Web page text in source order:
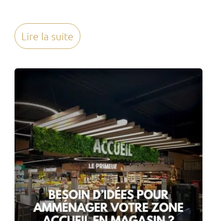
Lire la suite